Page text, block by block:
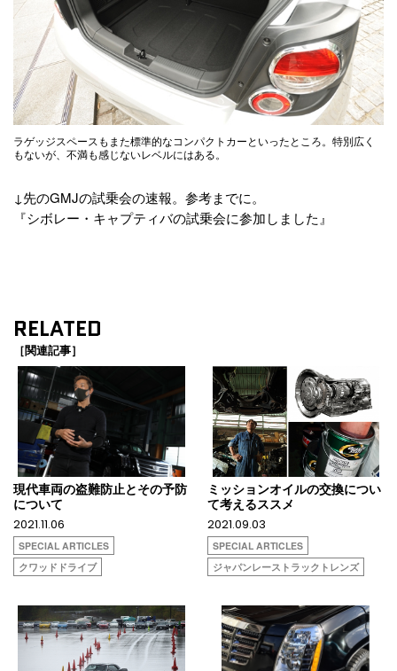
ラゲッジスペースもまた標準的なコンパクトカーといったところ。特別広く
もないが、不満も感じないレベルにはある。
↓先のGMJの試乗会の速報。参考までに。
『シボレー・キャプティバの試乗会に参加しました』
RELATED
［関連記事］
現代車両の盗難防止とその予防
について
2021.11.06
SPECIAL ARTICLES
クワッドドライブ
ミッションオイルの交換につい
て考えるススメ
2021.09.03
SPECIAL ARTICLES
ジャパンレーストラックトレンズ